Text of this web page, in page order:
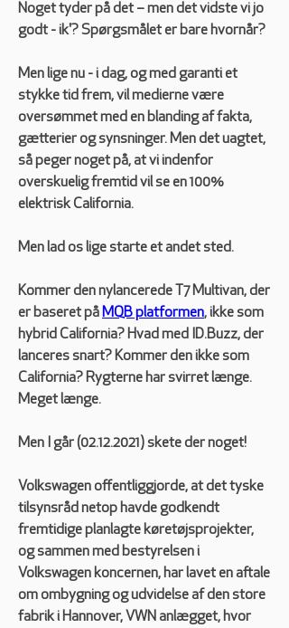
Noget tyder på det – men det vidste vi jo
godt - ik'? Spørgsmålet er bare hvornår?
Men lige nu - i dag, og med garanti et
stykke tid frem, vil medierne være
oversømmet med en blanding af fakta,
gætterier og synsninger. Men det uagtet,
så peger noget på, at vi indenfor
overskuelig fremtid vil se en 100%
elektrisk California.
Men lad os lige starte et andet sted.
Kommer den nylancerede T7 Multivan, der
er baseret på MQB platformen, ikke som
hybrid California? Hvad med ID.Buzz, der
lanceres snart? Kommer den ikke som
California? Rygterne har svirret længe.
Meget længe.
Men I går (02.12.2021) skete der noget!
Volkswagen offentliggjorde, at det tyske
tilsynsråd netop havde godkendt
fremtidige planlagte køretøjsprojekter,
og sammen med bestyrelsen i
Volkswagen koncernen, har lavet en aftale
om ombygning og udvidelse af den store
fabrik i Hannover, VWN anlægget, hvor